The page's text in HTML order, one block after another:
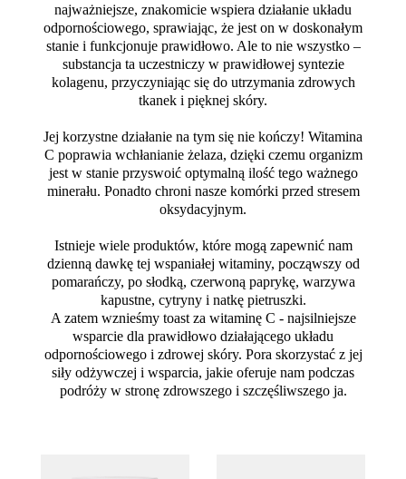
najważniejsze, znakomicie wspiera działanie układu
odpornościowego, sprawiając, że jest on w doskonałym
stanie i funkcjonuje prawidłowo. Ale to nie wszystko –
substancja ta uczestniczy w prawidłowej syntezie
kolagenu, przyczyniając się do utrzymania zdrowych
tkanek i pięknej skóry.
Jej korzystne działanie na tym się nie kończy! Witamina
C poprawia wchłanianie żelaza, dzięki czemu organizm
jest w stanie przyswoić optymalną ilość tego ważnego
minerału. Ponadto chroni nasze komórki przed stresem
oksydacyjnym.
Istnieje wiele produktów, które mogą zapewnić nam
dzienną dawkę tej wspaniałej witaminy, począwszy od
pomarańczy, po słodką, czerwoną paprykę, warzywa
kapustne, cytryny i natkę pietruszki.
A zatem wznieśmy toast za witaminę C - najsilniejsze
wsparcie dla prawidłowo działającego układu
odpornościowego i zdrowej skóry. Pora skorzystać z jej
siły odżywczej i wsparcia, jakie oferuje nam podczas
podróży w stronę zdrowszego i szczęśliwszego ja.